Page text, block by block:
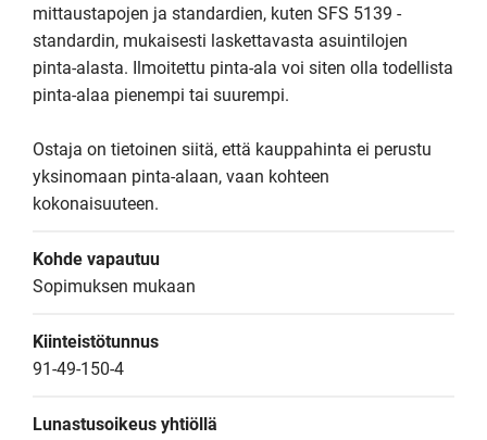
mittaustapojen ja standardien, kuten SFS 5139 -
standardin, mukaisesti laskettavasta asuintilojen
pinta-alasta. Ilmoitettu pinta-ala voi siten olla todellista
pinta-alaa pienempi tai suurempi.
Ostaja on tietoinen siitä, että kauppahinta ei perustu
yksinomaan pinta-alaan, vaan kohteen
kokonaisuuteen.
Kohde vapautuu
Sopimuksen mukaan
Kiinteistötunnus
91-49-150-4
Lunastusoikeus yhtiöllä